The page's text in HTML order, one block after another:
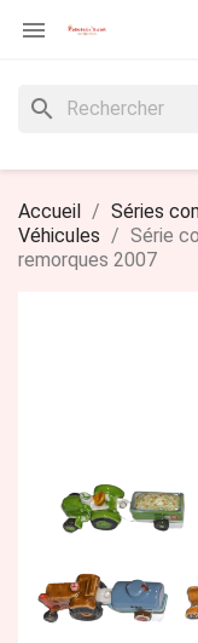

search
Accueil
Séries
Véhicules
Série
remorques 2007